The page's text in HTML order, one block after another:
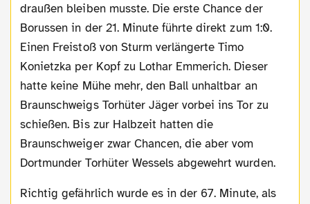
draußen bleiben musste. Die erste Chance der
Borussen in der 21. Minute führte direkt zum 1:0.
Einen Freistoß von Sturm verlängerte Timo
Konietzka per Kopf zu Lothar Emmerich. Dieser
hatte keine Mühe mehr, den Ball unhaltbar an
Braunschweigs Torhüter Jäger vorbei ins Tor zu
schießen. Bis zur Halbzeit hatten die
Braunschweiger zwar Chancen, die aber vom
Dortmunder Torhüter Wessels abgewehrt wurden.
Richtig gefährlich wurde es in der 67. Minute, als